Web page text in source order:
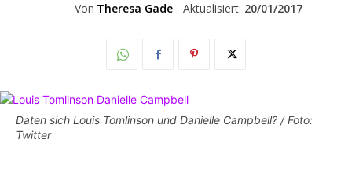
Von Theresa Gade Aktualisiert: 20/01/2017
Daten sich Louis Tomlinson und Danielle Campbell? / Foto:
Twitter